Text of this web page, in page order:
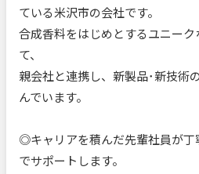
ている米沢市の会社です。
合成香料をはじめとするユニー
て、
親会社と連携し、新製品･新技術
んでいます。
◎キャリアを積んだ先輩社員が丁
でサポートします。